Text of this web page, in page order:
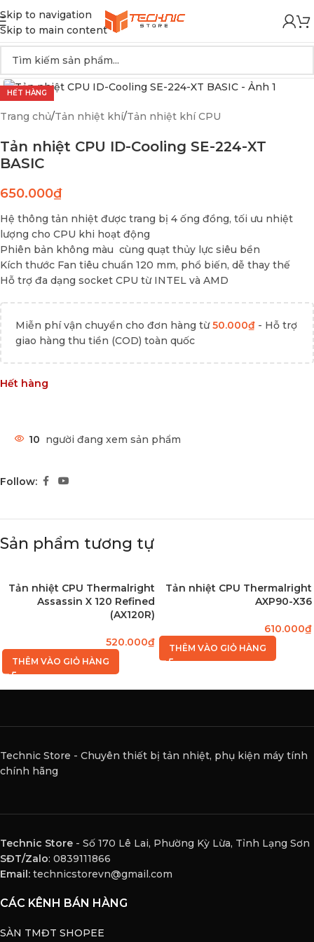
Skip to navigation
Skip to main content
HẾT HÀNG
Trang chủ/Tản nhiệt khí/Tản nhiệt khí CPU
Tản nhiệt CPU ID-Cooling SE-224-XT
BASIC
650.000₫
Hệ thông tản nhiệt được trang bị 4 ống đồng, tối ưu nhiệt
lượng cho CPU khi hoạt động
Phiên bản không màu cùng quạt thủy lực siêu bền
Kích thước Fan tiêu chuẩn 120 mm, phổ biến, dễ thay thế
Hỗ trợ đa dạng socket CPU từ INTEL và AMD
Miễn phí vận chuyển cho đơn hàng từ50.000₫ - Hỗ trợ
giao hàng thu tiền (COD) toàn quốc
Hết hàng
10 người đang xem sản phẩm
Follow:
Sản phẩm tương tự
Tản nhiệt CPU Thermalright
Assassin X 120 Refined
(AX120R)
520.000₫
THÊM VÀO GIỎ HÀNG
Tản nhiệt CPU Thermalright
AXP90-X36
610.000₫
THÊM VÀO GIỎ HÀNG
Technic Store - Chuyên thiết bị tản nhiệt, phụ kiện máy tính
chính hãng
Technic Store - Số 170 Lê Lai, Phường Kỳ Lừa, Tỉnh Lạng Sơn
SĐT/Zalo: 0839111866
Email: technicstorevn@gmail.com
CÁC KÊNH BÁN HÀNG
SÀN TMĐT SHOPEE